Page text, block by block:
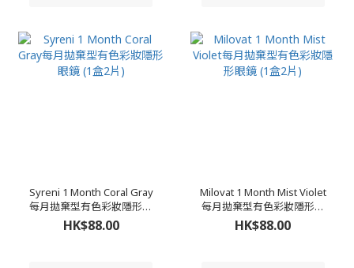
Syreni 1 Month Coral Gray
每月拋棄型有色彩妝隱形眼
鏡 (1盒2片)
HK$88.00
Milovat 1 Month Mist Violet
每月拋棄型有色彩妝隱形眼
鏡 (1盒2片)
HK$88.00